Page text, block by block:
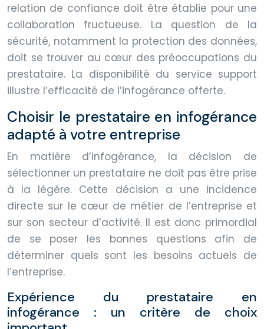
relation de confiance doit être établie pour une
collaboration fructueuse. La question de la
sécurité, notamment la protection des données,
doit se trouver au cœur des préoccupations du
prestataire. La disponibilité du service support
illustre l’efficacité de l’infogérance offerte.
Choisir le prestataire en infogérance
adapté à votre entreprise
En matière d’infogérance, la décision de
sélectionner un prestataire ne doit pas être prise
à la légère. Cette décision a une incidence
directe sur le cœur de métier de l’entreprise et
sur son secteur d’activité. Il est donc primordial
de se poser les bonnes questions afin de
déterminer quels sont les besoins actuels de
l’entreprise.
Expérience du prestataire en
infogérance : un critère de choix